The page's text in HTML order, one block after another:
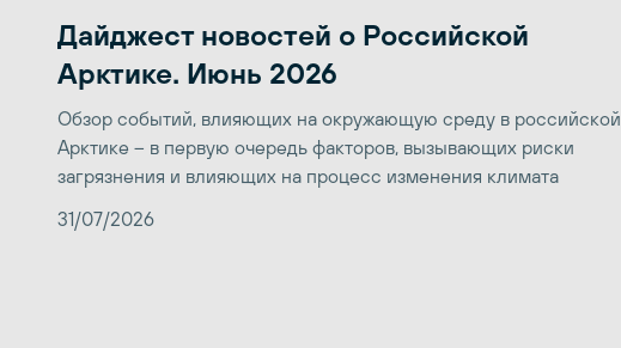
Дайджест новостей о Российской
Арктике. Июнь 2026
Обзор событий, влияющих на окружающую среду в российской
Арктике – в первую очередь факторов, вызывающих риски
загрязнения и влияющих на процесс изменения климата
31/07/2026